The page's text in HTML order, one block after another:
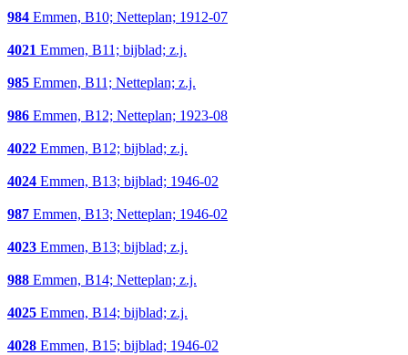
984 Emmen, B10; Netteplan; 1912-07
4021 Emmen, B11; bijblad; z.j.
985 Emmen, B11; Netteplan; z.j.
986 Emmen, B12; Netteplan; 1923-08
4022 Emmen, B12; bijblad; z.j.
4024 Emmen, B13; bijblad; 1946-02
987 Emmen, B13; Netteplan; 1946-02
4023 Emmen, B13; bijblad; z.j.
988 Emmen, B14; Netteplan; z.j.
4025 Emmen, B14; bijblad; z.j.
4028 Emmen, B15; bijblad; 1946-02